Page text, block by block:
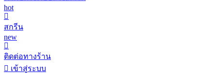
hot
สกรีน
new
ติดต่อทางร้าน
เข้าสู่ระบบ